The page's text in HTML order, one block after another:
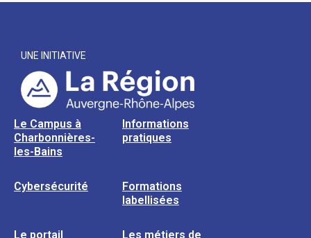
UNE INITIATIVE
Le Campus à
Charbonnières-
les-Bains
Informations
pratiques
Cybersécurité
Formations
labellisées
Le portail
Les métiers de